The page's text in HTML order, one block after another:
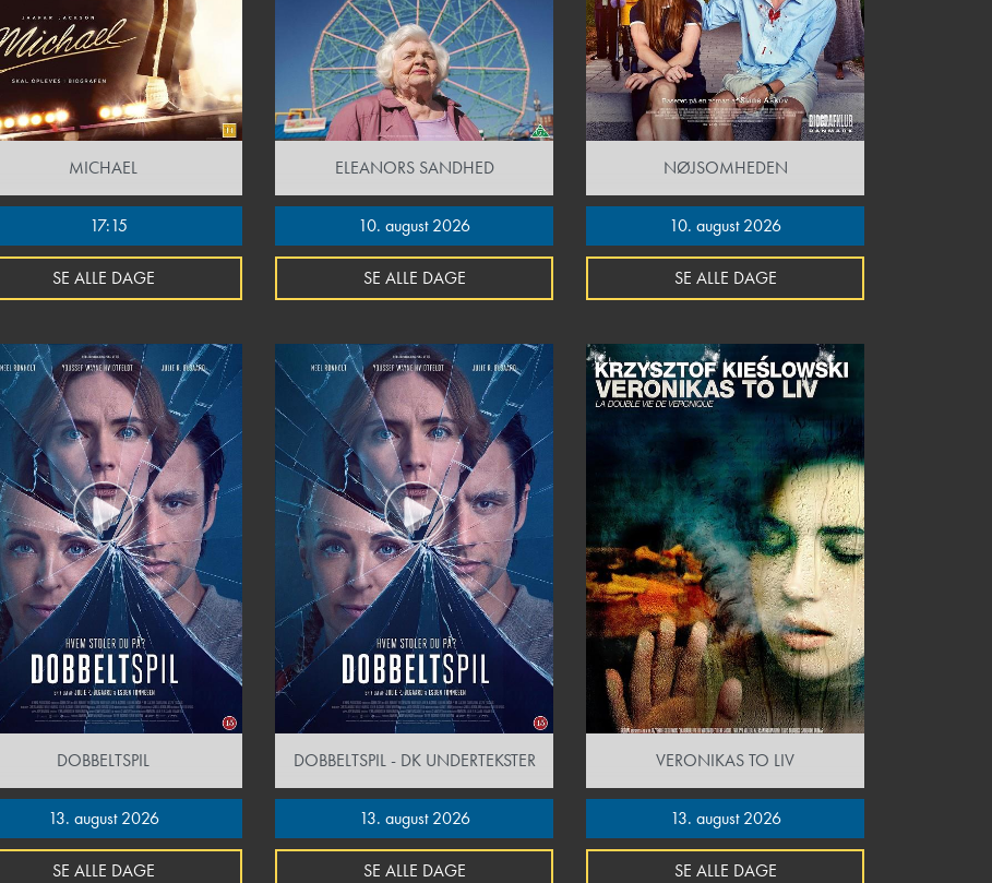
MICHAEL
17:15
SE ALLE DAGE
ELEANORS SANDHED
10. august 2026
SE ALLE DAGE
NØJSOMHEDEN
10. august 2026
SE ALLE DAGE
DOBBELTSPIL
13. august 2026
SE ALLE DAGE
DOBBELTSPIL - DK UNDERTEKSTER
13. august 2026
SE ALLE DAGE
VERONIKAS TO LIV
13. august 2026
SE ALLE DAGE